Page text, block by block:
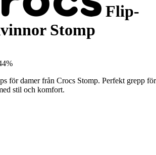
Flip-
Stomp
för damer från Crocs Stomp. Perfekt grepp för
stil och komfort.